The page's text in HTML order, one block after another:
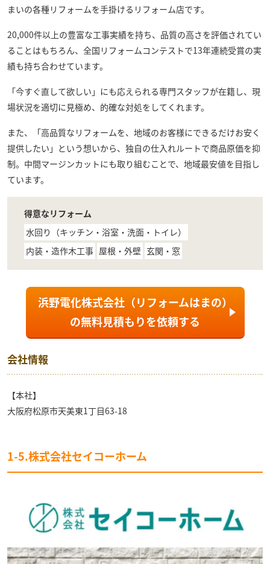
まいの各種リフォームを手掛けるリフォーム店です。
20,000件以上の豊富な工事実績を持ち、品質の高さを評価されてい
ることはもちろん、全国リフォームコンテストで13年連続受賞の実
績も持ち合わせています。
「今すぐ直して欲しい」にも応えられる専門スタッフが在籍し、現
場状況を適切に見極め、的確な対処をしてくれます。
また、「高品質なリフォームを、地域のお客様にできるだけお安く
提供したい」という想いから、独自の仕入れルートで商品原価を抑
制。中間マージンカットにも取り組むことで、地域最安値を目指し
ています。
得意なリフォーム
水回り（キッチン・浴室・洗面・トイレ）
内装・造作木工事 屋根・外壁 玄関・窓
浜野電化株式会社（リフォームはまの）
の無料見積もりを依頼する
会社情報
【本社】
大阪府松原市天美東1丁目63-18
1-5.株式会社セイコーホーム